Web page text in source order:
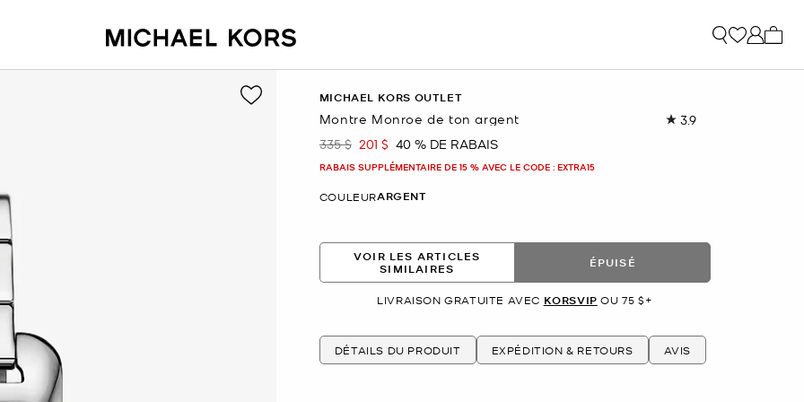
MICHAEL KORS OUTLET
Montre Monroe de ton argent 3.9Lire
page.
était
335 $ maintenant
201 $ 40 % DE RABAIS
RABAIS SUPPLÉMENTAIRE DE 15 % AVEC LE CODE : EXTRA15
COULEURARGENT
VOIR LES ARTICLES
SIMILAIRES
ÉPUISÉ
LIVRAISON GRATUITE AVEC KORSVIP OU 75 $+
DÉTAILS DU PRODUIT EXPÉDITION & RETOURS AVIS